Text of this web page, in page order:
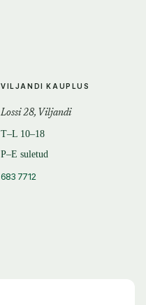
VILJANDI KAUPLUS
Lossi 28, Viljandi
T–L 10–18
P–E suletud
683 7712